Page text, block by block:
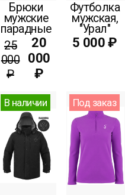
Брюки
мужские
парадные
25
000
₽
20
000
₽
Футболка
мужская,
"Урал"
5 000 ₽
В наличии Под заказ